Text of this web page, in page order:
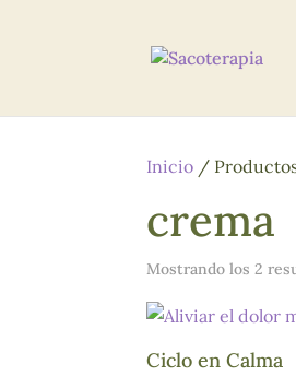
Inicio /
crema
Mostrando los 2
Ciclo en Calma